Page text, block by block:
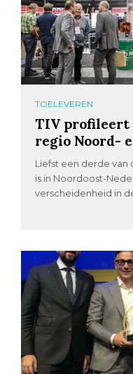
TOELEVEREN
TIV profileert
regio Noord-
Liefst een derde van
is in Noordoost-
verscheidenheid in